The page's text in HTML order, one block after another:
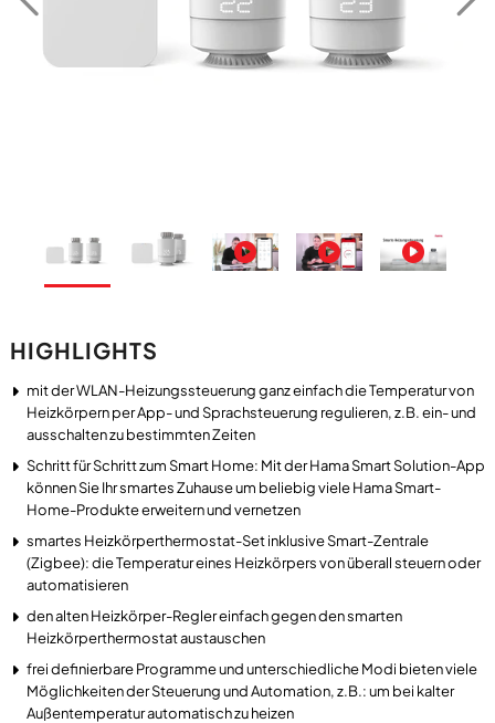
HIGHLIGHTS
mit der WLAN-Heizungssteuerung ganz einfach die Temperatur von
Heizkörpern per App- und Sprachsteuerung regulieren, z.B. ein- und
ausschalten zu bestimmten Zeiten
Schritt für Schritt zum Smart Home: Mit der Hama Smart Solution-App
können Sie Ihr smartes Zuhause um beliebig viele Hama Smart-
Home-Produkte erweitern und vernetzen
smartes Heizkörperthermostat-Set inklusive Smart-Zentrale
(Zigbee): die Temperatur eines Heizkörpers von überall steuern oder
automatisieren
den alten Heizkörper-Regler einfach gegen den smarten
Heizkörperthermostat austauschen
frei definierbare Programme und unterschiedliche Modi bieten viele
Möglichkeiten der Steuerung und Automation, z.B.: um bei kalter
Außentemperatur automatisch zu heizen